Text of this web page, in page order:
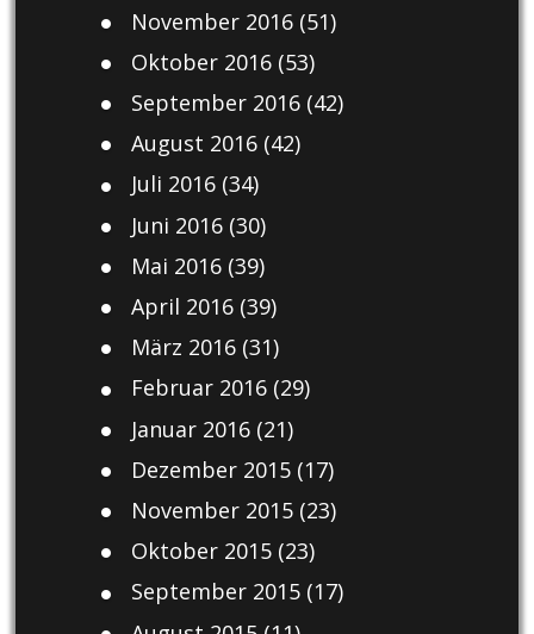
November 2016(51)
Oktober 2016(53)
September 2016(42)
August 2016(42)
Juli 2016(34)
Juni 2016(30)
Mai 2016(39)
April 2016(39)
März 2016(31)
Februar 2016(29)
Januar 2016(21)
Dezember 2015(17)
November 2015(23)
Oktober 2015(23)
September 2015(17)